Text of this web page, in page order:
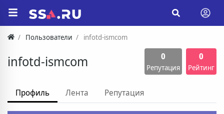
Пользователи infotd-ismcom
infotd-ismcom 0
Репутация
0
Рейтинг
Профиль Лента Репутация